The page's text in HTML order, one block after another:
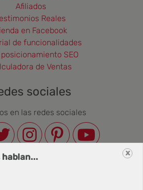
x
Afiliados
Reales
en Facebook
de funcionalidades
posicionamiento SEO
de Ventas
sociales
en las redes sociales
Newsletter